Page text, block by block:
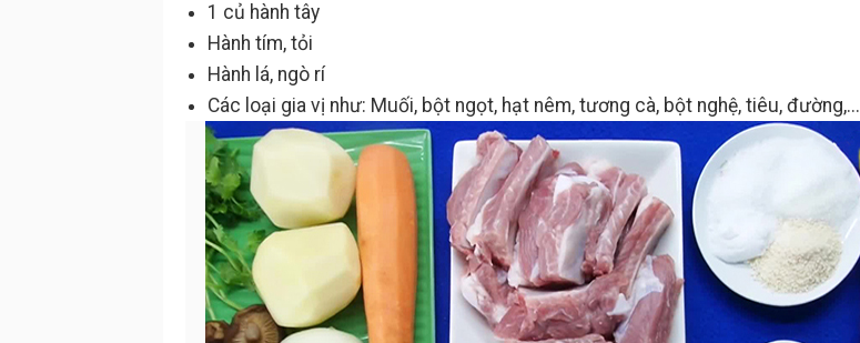
1 củ hành tây
Hành tím, tỏi
Hành lá, ngò rí
Các loại gia vị như: Muối, bột ngọt, hạt nêm, tương cà, bột nghệ, tiêu, đường,...